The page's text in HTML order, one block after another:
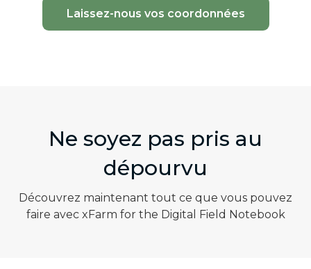
Laissez-nous vos coordonnées
Ne soyez pas pris au
dépourvu
Découvrez maintenant tout ce que vous pouvez
faire avec xFarm for the Digital Field Notebook